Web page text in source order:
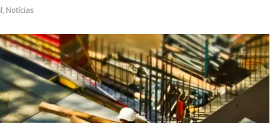
, Notícias